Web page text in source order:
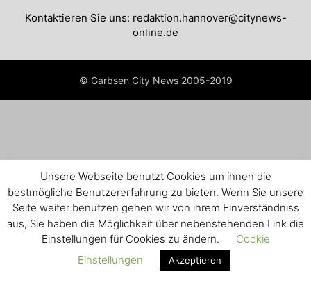
Kontaktieren Sie uns: redaktion.hannover@citynews-
online.de
© Garbsen City News 2005-2019
Unsere Webseite benutzt Cookies um ihnen die
bestmögliche Benutzererfahrung zu bieten. Wenn Sie unsere
Seite weiter benutzen gehen wir von ihrem Einverständniss
aus, Sie haben die Möglichkeit über nebenstehenden Link die
Einstellungen für Cookies zu ändern.
Cookie
Einstellungen
Akzeptieren